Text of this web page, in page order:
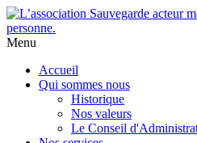
Menu
Accueil
Qui sommes nous
Historique
Nos valeurs
Le Conseil